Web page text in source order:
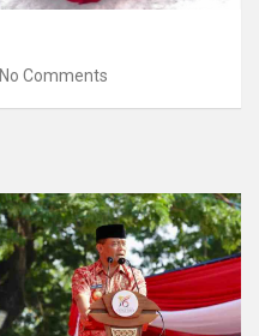
No Comments